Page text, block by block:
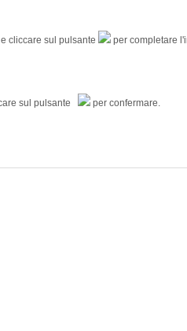
cliccare sul pulsante
per completare
sul pulsante per confermare.